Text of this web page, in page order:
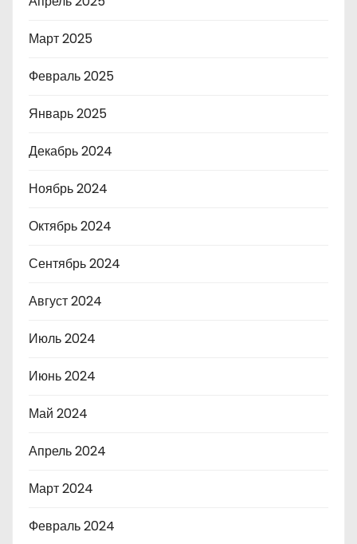
Март 2025
Февраль 2025
Январь 2025
Декабрь 2024
Ноябрь 2024
Октябрь 2024
Сентябрь 2024
Август 2024
Июль 2024
Июнь 2024
Май 2024
Апрель 2024
Март 2024
Февраль 2024